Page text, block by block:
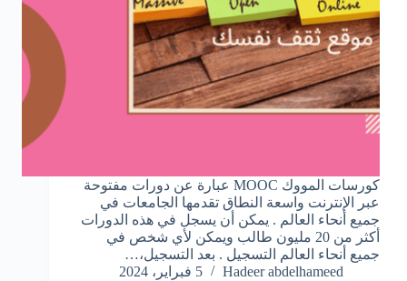
كورسات المووك MOOC عبارة عن دورات مفتوحة
عبر الإنترنت واسعة النطاق تقدمها الجامعات في
جميع أنحاء العالم . يمكن أن يسجل في هذه الدورات
أكثر من 20 مليون طالب ويمكن لأي شخص في
جميع أنحاء العالم التسجيل . بعد التسجيل،…
Hadeer abdelhameed
5 فبراير، 2024